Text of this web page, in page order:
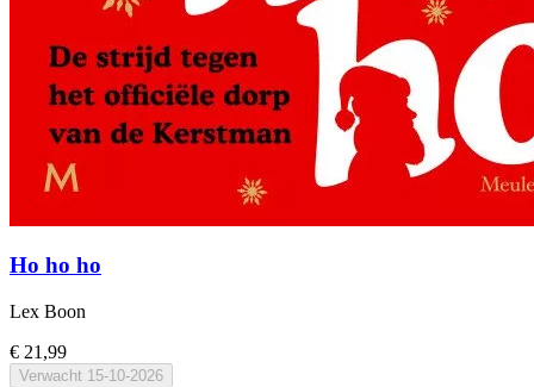
Ho ho ho
Lex Boon
€ 21,99
Verwacht 15-10-2026